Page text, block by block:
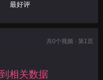
最好评
共0个视频 · 第1页
相关数据